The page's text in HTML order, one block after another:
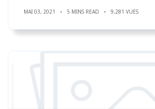
MAI 03, 2021 5 MINS READ 9,281 VUES